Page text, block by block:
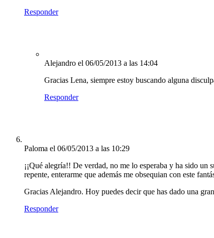
Responder
Alejandro el 06/05/2013 a las 14:04
Gracias Lena, siempre estoy buscando alguna
Responder
Paloma el 06/05/2013 a las 10:29
¡¡Qué alegría!! De verdad, no me lo esperaba y ha sido
repente, enterarme que además me obsequian con este
Gracias Alejandro. Hoy puedes decir que has dado una
Responder